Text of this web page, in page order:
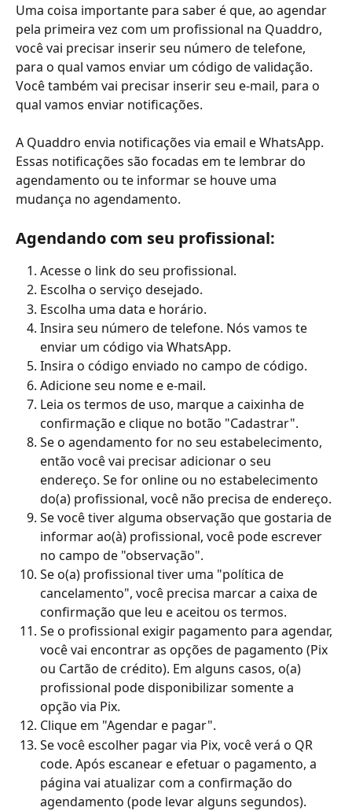
Uma coisa importante para saber é que, ao agendar
pela primeira vez com um profissional na Quaddro,
você vai precisar inserir seu número de telefone,
para o qual vamos enviar um código de validação.
Você também vai precisar inserir seu e-mail, para o
qual vamos enviar notificações.
A Quaddro envia notificações via email e WhatsApp.
Essas notificações são focadas em te lembrar do
agendamento ou te informar se houve uma
mudança no agendamento.
Agendando com seu profissional:
Acesse o link do seu profissional.
Escolha o serviço desejado.
Escolha uma data e horário.
Insira seu número de telefone. Nós vamos te
enviar um código via WhatsApp.
Insira o código enviado no campo de código.
Adicione seu nome e e-mail.
Leia os termos de uso, marque a caixinha de
confirmação e clique no botão "Cadastrar".
Se o agendamento for no seu estabelecimento,
então você vai precisar adicionar o seu
endereço. Se for online ou no estabelecimento
do(a) profissional, você não precisa de endereço.
Se você tiver alguma observação que gostaria de
informar ao(à) profissional, você pode escrever
no campo de "observação".
Se o(a) profissional tiver uma "política de
cancelamento", você precisa marcar a caixa de
confirmação que leu e aceitou os termos.
Se o profissional exigir pagamento para agendar,
você vai encontrar as opções de pagamento (Pix
ou Cartão de crédito). Em alguns casos, o(a)
profissional pode disponibilizar somente a
opção via Pix.
Clique em "Agendar e pagar".
Se você escolher pagar via Pix, você verá o QR
code. Após escanear e efetuar o pagamento, a
página vai atualizar com a confirmação do
agendamento (pode levar alguns segundos).